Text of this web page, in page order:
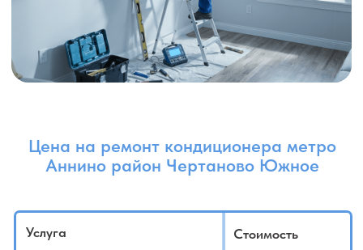
Опрессовка азотом
Вакуумация контура
Поиск утечки
2 000 руб.
от 5 000 руб.
15 000 руб.